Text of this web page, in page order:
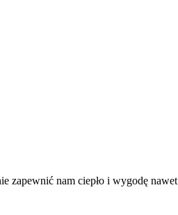
zapewnić nam ciepło i wygodę nawet